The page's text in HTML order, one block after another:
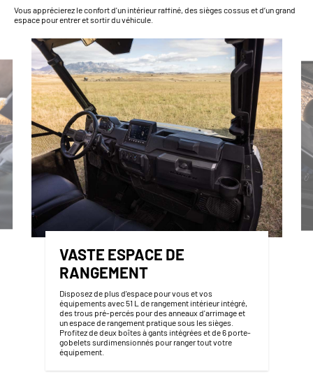
Vous apprécierez le confort d'un intérieur raffiné, des sièges cossus et d’un grand
espace pour entrer et sortir du véhicule.
VASTE ESPACE DE
RANGEMENT
Disposez de plus d'espace pour vous et vos
équipements avec 51 L de rangement intérieur intégré,
des trous pré-percés pour des anneaux d'arrimage et
un espace de rangement pratique sous les sièges.
Profitez de deux boîtes à gants intégrées et de 6 porte-
gobelets surdimensionnés pour ranger tout votre
équipement.